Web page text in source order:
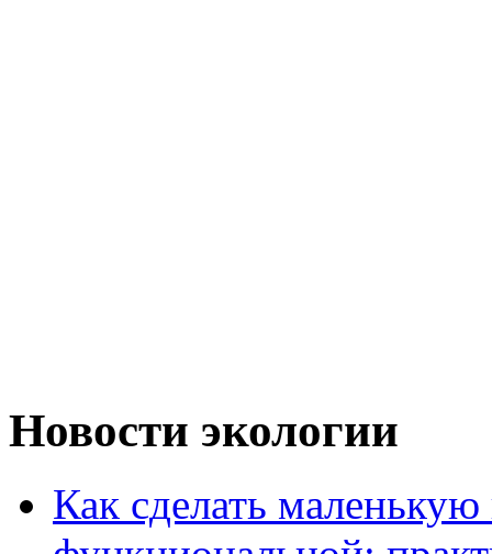
Новости экологии
Как сделать